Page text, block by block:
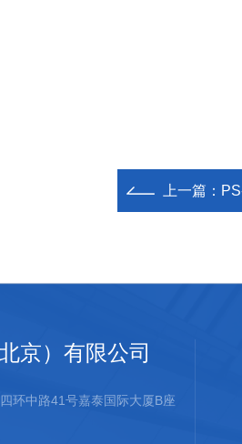
上一篇：
京）有限公司
环中路41号嘉泰国际大厦B座